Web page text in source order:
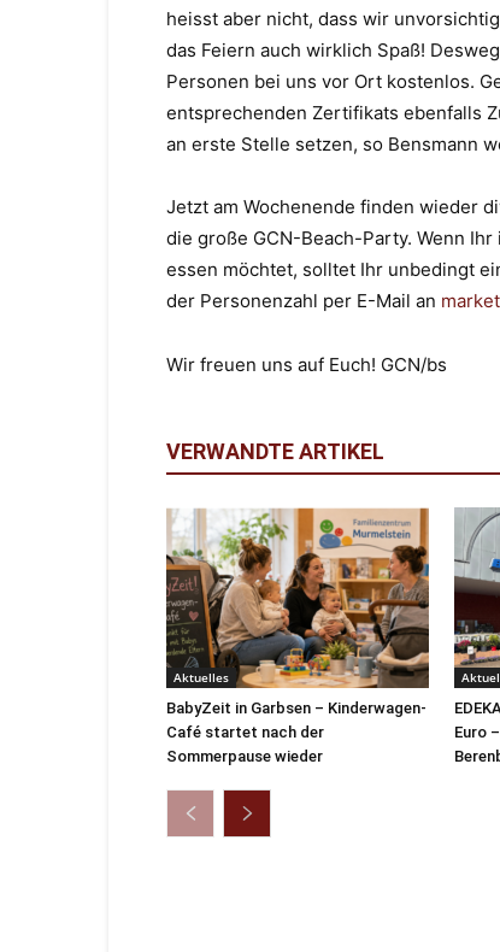
heisst aber nicht, dass wir
das Feiern auch wirklich Spaß!
Personen bei uns vor Ort kostenlos.
entsprechenden Zertifikats ebenfalls
an erste Stelle setzen, so Bensmann
Jetzt am Wochenende finden wieder
die große GCN-Beach-Party. Wenn
essen möchtet, solltet Ihr unbedingt
der Personenzahl per E-Mail an
Wir freuen uns auf Euch! GCN/bs
VERWANDTE ARTIKEL
Aktuelles
BabyZeit in Garbsen – Kinderwagen-
Café startet nach der
Sommerpause wieder
Euro